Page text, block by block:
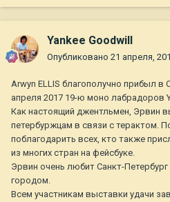
Yankee Goodwill
Опубликовано 21 апреля,
Arwyn ELLIS благополучно прибыл в
апреля 2017 19-ю моно лабрадоров
Как настоящий джентльмен, Эрвин
петербуржцам в связи с терактом.
поблагодарить всех, кто также
из многих стран на фейсбуке.
Эрвин очень любит Санкт-
городом.
Всем участникам выставки удачи